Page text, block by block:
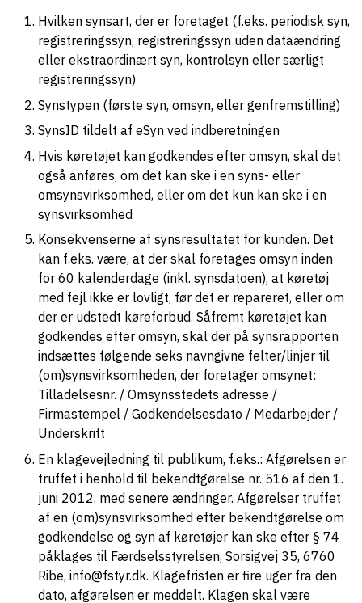
Hvilken synsart, der er foretaget (f.eks. periodisk syn,
registreringssyn, registreringssyn uden dataændring
eller ekstraordinært syn, kontrolsyn eller særligt
registreringssyn)
Synstypen (første syn, omsyn, eller genfremstilling)
SynsID tildelt af eSyn ved indberetningen
Hvis køretøjet kan godkendes efter omsyn, skal det
også anføres, om det kan ske i en syns- eller
omsynsvirksomhed, eller om det kun kan ske i en
synsvirksomhed
Konsekvenserne af synsresultatet for kunden. Det
kan f.eks. være, at der skal foretages omsyn inden
for 60 kalenderdage (inkl. synsdatoen), at køretøj
med fejl ikke er lovligt, før det er repareret, eller om
der er udstedt køreforbud. Såfremt køretøjet kan
godkendes efter omsyn, skal der på synsrapporten
indsættes følgende seks navngivne felter/linjer til
(om)synsvirksomheden, der foretager omsynet:
Tilladelsesnr. / Omsynsstedets adresse /
Firmastempel / Godkendelsesdato / Medarbejder /
Underskrift
En klagevejledning til publikum, f.eks.: Afgørelsen er
truffet i henhold til bekendtgørelse nr. 516 af den 1.
juni 2012, med senere ændringer. Afgørelser truffet
af en (om)synsvirksomhed efter bekendtgørelse om
godkendelse og syn af køretøjer kan ske efter § 74
påklages til Færdselsstyrelsen, Sorsigvej 35, 6760
Ribe, info@fstyr.dk. Klagefristen er fire uger fra den
dato, afgørelsen er meddelt. Klagen skal være